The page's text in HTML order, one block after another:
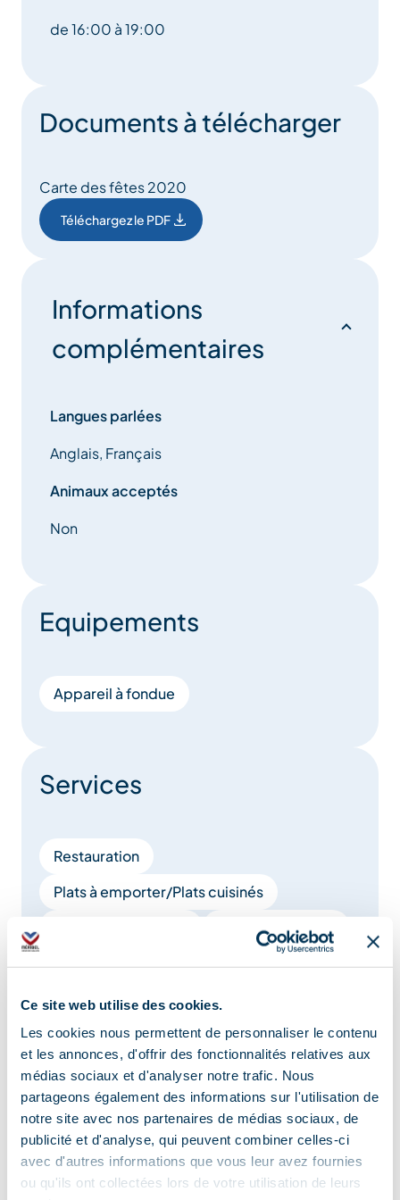
Ce site web utilise des cookies.
Les cookies nous permettent de personnaliser le contenu
et les annonces, d'offrir des fonctionnalités relatives aux
médias sociaux et d'analyser notre trafic. Nous
partageons également des informations sur l'utilisation de
notre site avec nos partenaires de médias sociaux, de
publicité et d'analyse, qui peuvent combiner celles-ci
avec d'autres informations que vous leur avez fournies
ou qu'ils ont collectées lors de votre utilisation de leurs
de 16:00 à 19:00
Documents à télécharger
Carte des fêtes 2020
Téléchargez le PDF
Informations
complémentaires
Langues parlées
Anglais, Français
Animaux acceptés
Non
Equipements
Appareil à fondue
Services
Restauration
Plats à emporter/Plats cuisinés
Boutique en ligne
Boucherie
Charcuterie
Fromagerie
Produits régionaux
Traiteur
Vins et spiritueux
Service drive
Click & Collect
Afficher +